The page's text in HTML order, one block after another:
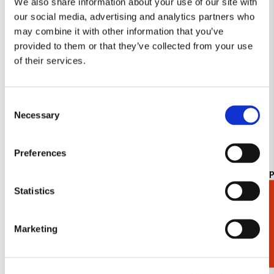
our social media, advertising and analytics partners who
may combine it with other information that you’ve
provided to them or that they’ve collected from your use
of their services.
Selection
Necessary
Preferences
Statistics
Marketing
verlanglijst
Vogelbescherming Nederland
Olifant,
€ 9,99 Cadeaukiezer